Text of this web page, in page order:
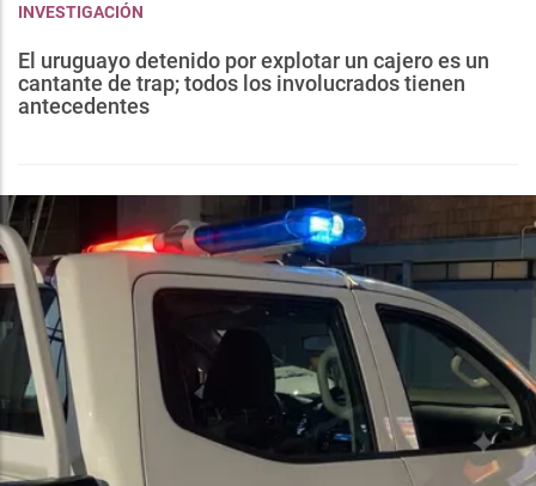
INVESTIGACIÓN
El uruguayo detenido por explotar un cajero es un
cantante de trap; todos los involucrados tienen
antecedentes